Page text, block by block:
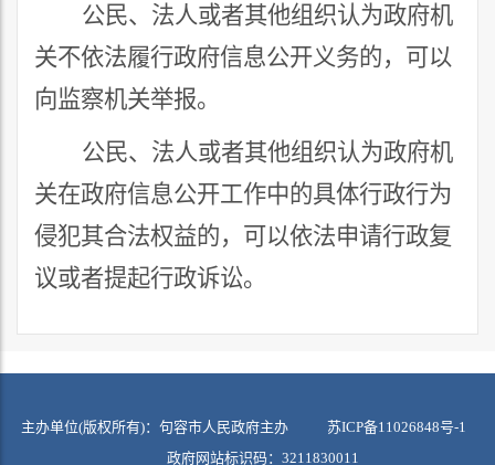
公民、法人或者其他组织认为政府机
关不依法履行政府信息公开义务的，可以
向监察机关举报。
公民、法人或者其他组织认为政府机
关在政府信息公开工作中的具体行政行为
侵犯其合法权益的，可以依法申请行政复
议或者提起行政诉讼。
主办单位(版权所有)：句容市人民政府主办 苏ICP备11026848号-1
政府网站标识码：3211830011